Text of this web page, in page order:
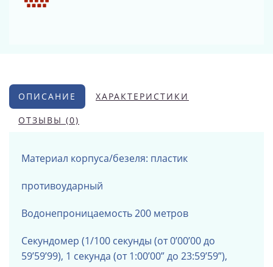
ОПИСАНИЕ ХАРАКТЕРИСТИКИ
ОТЗЫВЫ (0)
Материал корпуса/безеля: пластик
противоударный
Водонепроницаемость 200 метров
Секундомер (1/100 секунды (от 0’00’00 до
59’59’99), 1 секунда (от 1:00’00” до 23:59’59”),